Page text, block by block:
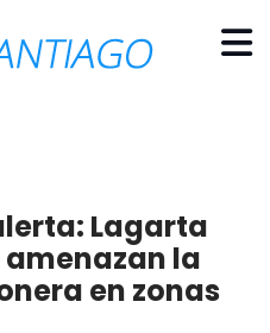
Lagarta
amenazan la
en zonas